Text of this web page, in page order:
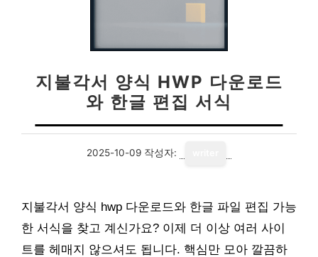
지불각서 양식 HWP 다운로드
와 한글 편집 서식
2025-10-09 작성자:
지불각서 양식 hwp 다운로드와 한글 파일 편집 가능
한 서식을 찾고 계신가요? 이제 더 이상 여러 사이
트를 헤매지 않으셔도 됩니다. 핵심만 모아 깔끔하